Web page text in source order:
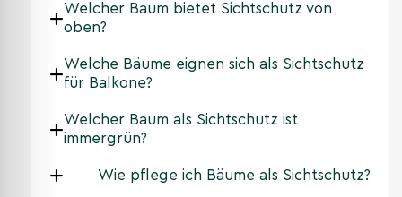
Welcher Baum bietet Sichtschutz von
oben?
Welche Bäume eignen sich als Sichtschutz
für Balkone?
Welcher Baum als Sichtschutz ist
immergrün?
Wie pflege ich Bäume als Sichtschutz?